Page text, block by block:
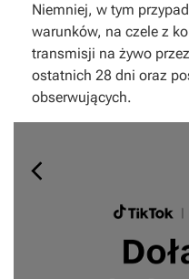
Niemniej, w tym
warunków, na czele z
transmisji na żywo
ostatnich 28 dni oraz
obserwujących.